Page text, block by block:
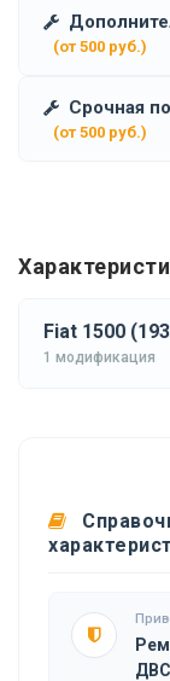
(от 500 руб.)
Срочная
(от 500 руб.)
Fiat 1500
1 модификация